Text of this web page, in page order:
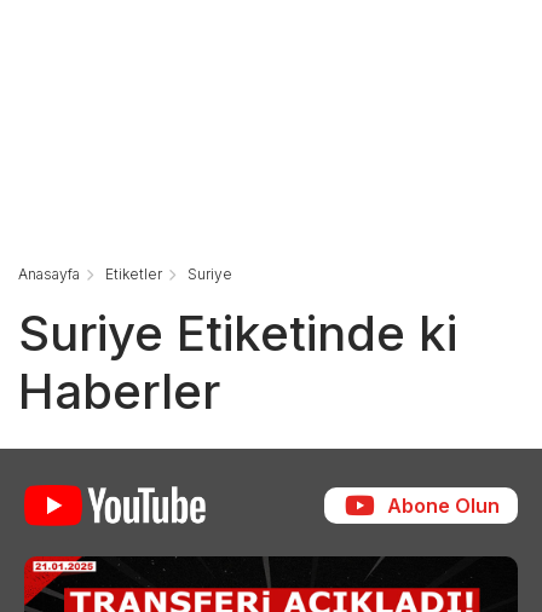
Anasayfa Etiketler Suriye
Suriye Etiketinde ki
Haberler
Abone Olun